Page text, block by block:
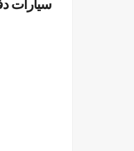
سيارات دفع